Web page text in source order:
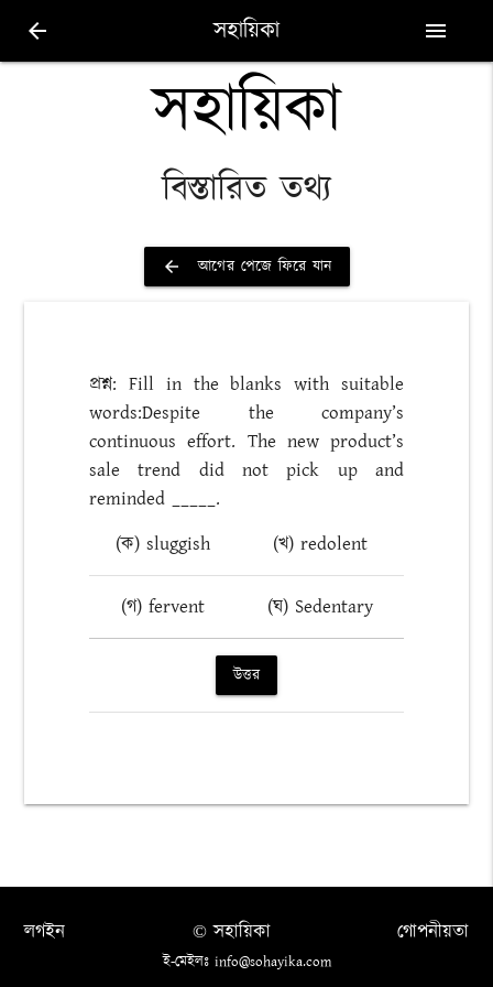
arrow_back সহায়িকা menu
সহায়িকা
বিস্তারিত তথ্য
arrow_back আগের পেজে ফিরে যান
প্রশ্ন: Fill in the blanks with suitable
words:Despite the company’s
continuous effort. The new product’s
sale trend did not pick up and
reminded _____.
(ক) sluggish
(খ) redolent
(গ) fervent (ঘ) Sedentary
উত্তর
লগইন গোপনীয়তা
© সহায়িকা
ই-মেইলঃ info@sohayika.com